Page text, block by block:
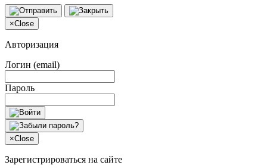
×Close
Авторизация
Логин (email)
Пароль
×Close
Зарегистрироваться на сайте